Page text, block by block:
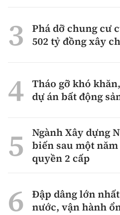
Phá dỡ chung cư
502 tỷ đồng xây
Tháo gỡ khó
dự án bất động
Ngành Xây dựng
biến sau một
quyền 2 cấp
Đập dâng lớn
nước, vận hành